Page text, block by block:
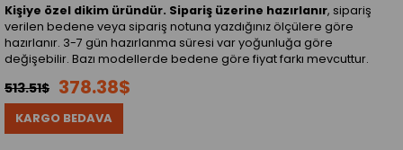
Kişiye özel dikim üründür. Sipariş üzerine hazırlanır, sipariş
verilen bedene veya sipariş notuna yazdığınız ölçülere göre
hazırlanır. 3-7 gün hazırlanma süresi var yoğunluğa göre
değişebilir. Bazı modellerde bedene göre fiyat farkı mevcuttur.
513.51$ 378.38$
KARGO BEDAVA